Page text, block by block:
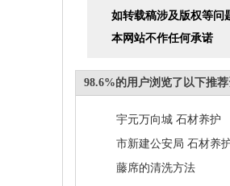
如转载稿涉及版权等问
本网站不作任何承诺
98.6%的用户浏览了以下推
宇元万向城 石材养护
市新建公安局 石材养
藤席的清洗方法